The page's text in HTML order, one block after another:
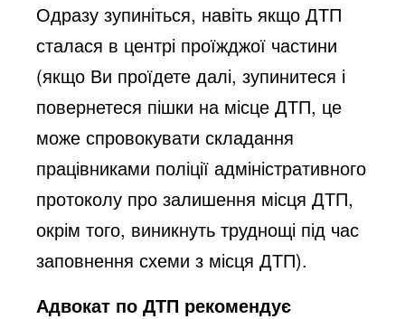
Одразу зупиніться, навіть якщо ДТП
сталася в центрі проїжджої частини
(якщо Ви проїдете далі, зупинитеся і
повернетеся пішки на місце ДТП, це
може спровокувати складання
працівниками поліції адміністративного
протоколу про залишення місця ДТП,
окрім того, виникнуть труднощі під час
заповнення схеми з місця ДТП).
Адвокат по ДТП рекомендує